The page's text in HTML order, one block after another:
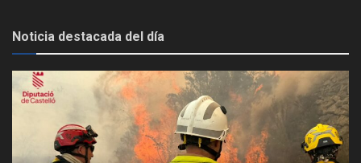
Noticia destacada del día